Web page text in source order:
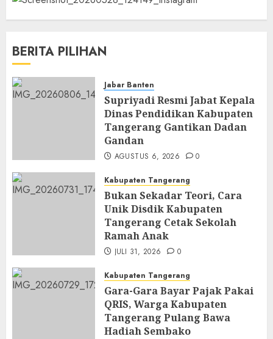
BERITA PILIHAN
Jabar Banten
Supriyadi Resmi Jabat Kepala
Dinas Pendidikan Kabupaten
Tangerang Gantikan Dadan
Gandan
AGUSTUS 6, 2026 0
Kabupaten Tangerang
Bukan Sekadar Teori, Cara
Unik Disdik Kabupaten
Tangerang Cetak Sekolah
Ramah Anak
JULI 31, 2026 0
Kabupaten Tangerang
Gara-Gara Bayar Pajak Pakai
QRIS, Warga Kabupaten
Tangerang Pulang Bawa
Hadiah Sembako